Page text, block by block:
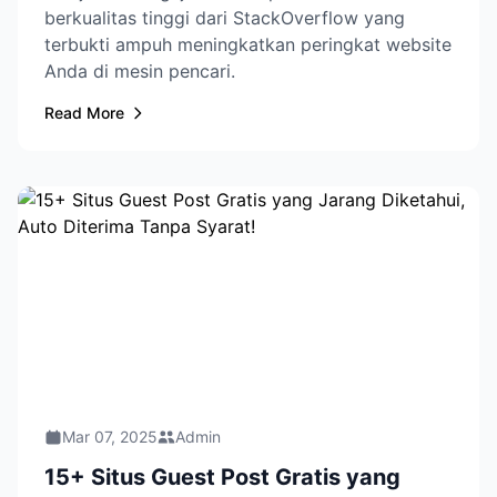
berkualitas tinggi dari StackOverflow yang
terbukti ampuh meningkatkan peringkat website
Anda di mesin pencari.
Read More
Mar 07, 2025 Admin
15+ Situs Guest Post Gratis yang